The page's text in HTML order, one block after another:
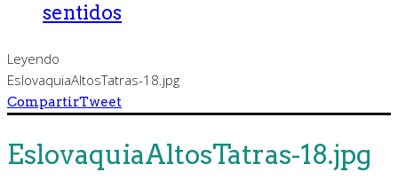
sentidos
Leyendo
EslovaquiaAltosTatras-18.jpg
CompartirTweet
EslovaquiaAltosTatras-18.jpg